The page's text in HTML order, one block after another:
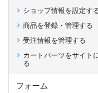
ショップ情報を設定す
商品を登録・管理する
受注情報を管理する
カートパーツをサイト
る
フォーム